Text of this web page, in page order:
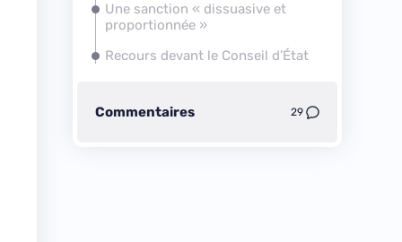
Une sanction « dissuasive et
proportionnée »
Recours devant le Conseil d’État
Commentaires 29